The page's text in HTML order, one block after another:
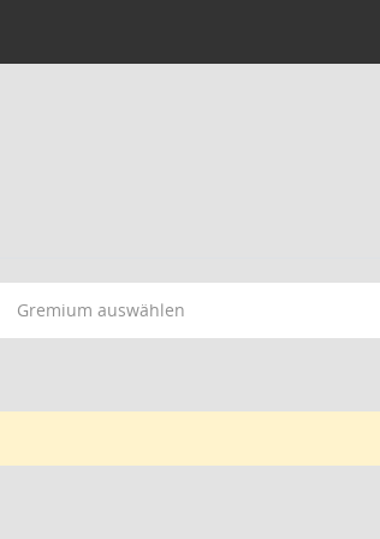
Gremium auswählen